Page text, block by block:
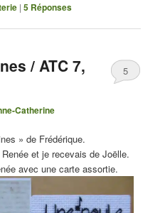
|5 Réponses
/ ATC 7,
Catherine
5
» de Frédérique.
Renée et je recevais de Joëlle.
avec une carte assortie.